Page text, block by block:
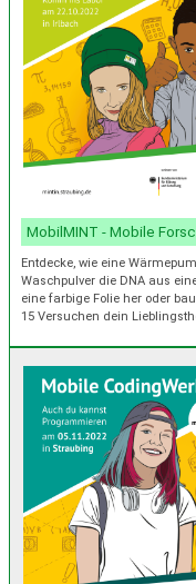
MobilMINT - Mobile
Entdecke, wie eine
Waschpulver die DNA aus
eine farbige Folie her oder
15 Versuchen dein